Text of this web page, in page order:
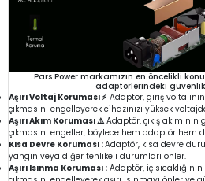
Pars Power markamızın en öncelikli
adaptörlerindeki
Aşırı Voltaj Koruması ⚡ Adaptör, giriş
çıkmasını engelleyerek cihazınızı yüksek
Aşırı Akım Koruması ⚠️Adaptör, çıkış
çıkmasını engeller, böylece hem adaptör hem
Kısa Devre Koruması :Adaptör, kısa devre
yangın veya diğer tehlikeli durumları önler.
Aşırı Isınma Koruması : Adaptör, iç